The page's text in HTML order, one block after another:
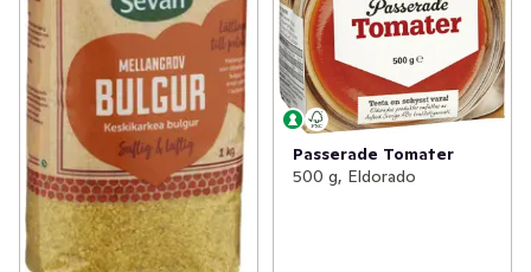
Passerade Tomater
500 g, Eldorado